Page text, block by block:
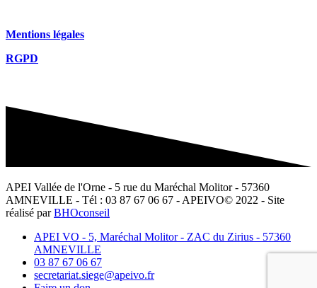
Mentions légales
RGPD
APEI Vallée de l'Orne - 5 rue du Maréchal Molitor - 57360
AMNEVILLE - Tél : 03 87 67 06 67 - APEIVO© 2022 - Site
réalisé parBHOconseil
APEI VO - 5, Maréchal Molitor - ZAC du Zirius - 57360
AMNEVILLE
03 87 67 06 67
secretariat.siege@apeivo.fr